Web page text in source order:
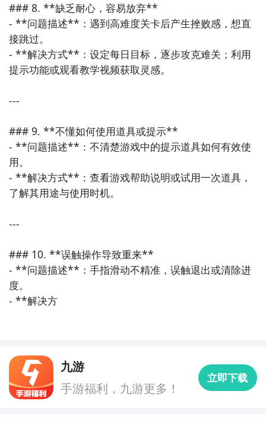
### 8. **缺乏耐心，容易放弃**
- **问题描述**：遇到高难度关卡后产生挫败感，想直
接跳过。
- **解决方式**：设定每日目标，逐步攻克难关；利用
提示功能或观看教学视频获取灵感。
---
### 9. **不懂如何使用道具或提示**
- **问题描述**：不清楚游戏中的提示道具如何有效使
用。
- **解决方式**：查看游戏帮助说明或试用一次道具，
了解其用途与使用时机。
---
### 10. **误触操作导致重来**
- **问题描述**：手指滑动不精准，误触退出或清除进
度。
- **解决方
九游
手游福利，九游更多！
立即下载